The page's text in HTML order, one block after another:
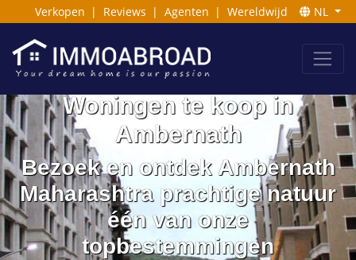
Verkopen | Reviews | Agenten | Wereldwijd NL
Woningen te koop in
Ambernath
Bezoek en ontdek Ambernath
Maharashtra prachtige natuur
één van onze
topbestemmingen